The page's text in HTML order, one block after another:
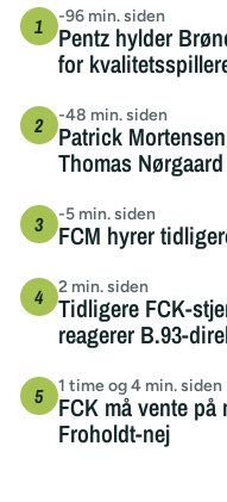
-96 min. siden
Pentz hylder
for
-48 min. siden
Patrick
Thomas Nørgaard
-5 min. siden
FCM hyrer
2 min. siden
Tidligere FCK-
reagerer B.93-
1 time og 4 min. siden
FCK må vente på
Froholdt-nej